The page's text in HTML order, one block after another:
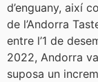
d’enguany, així
de l’Andorra
entre l’1 de
2022, Andorra
suposa un